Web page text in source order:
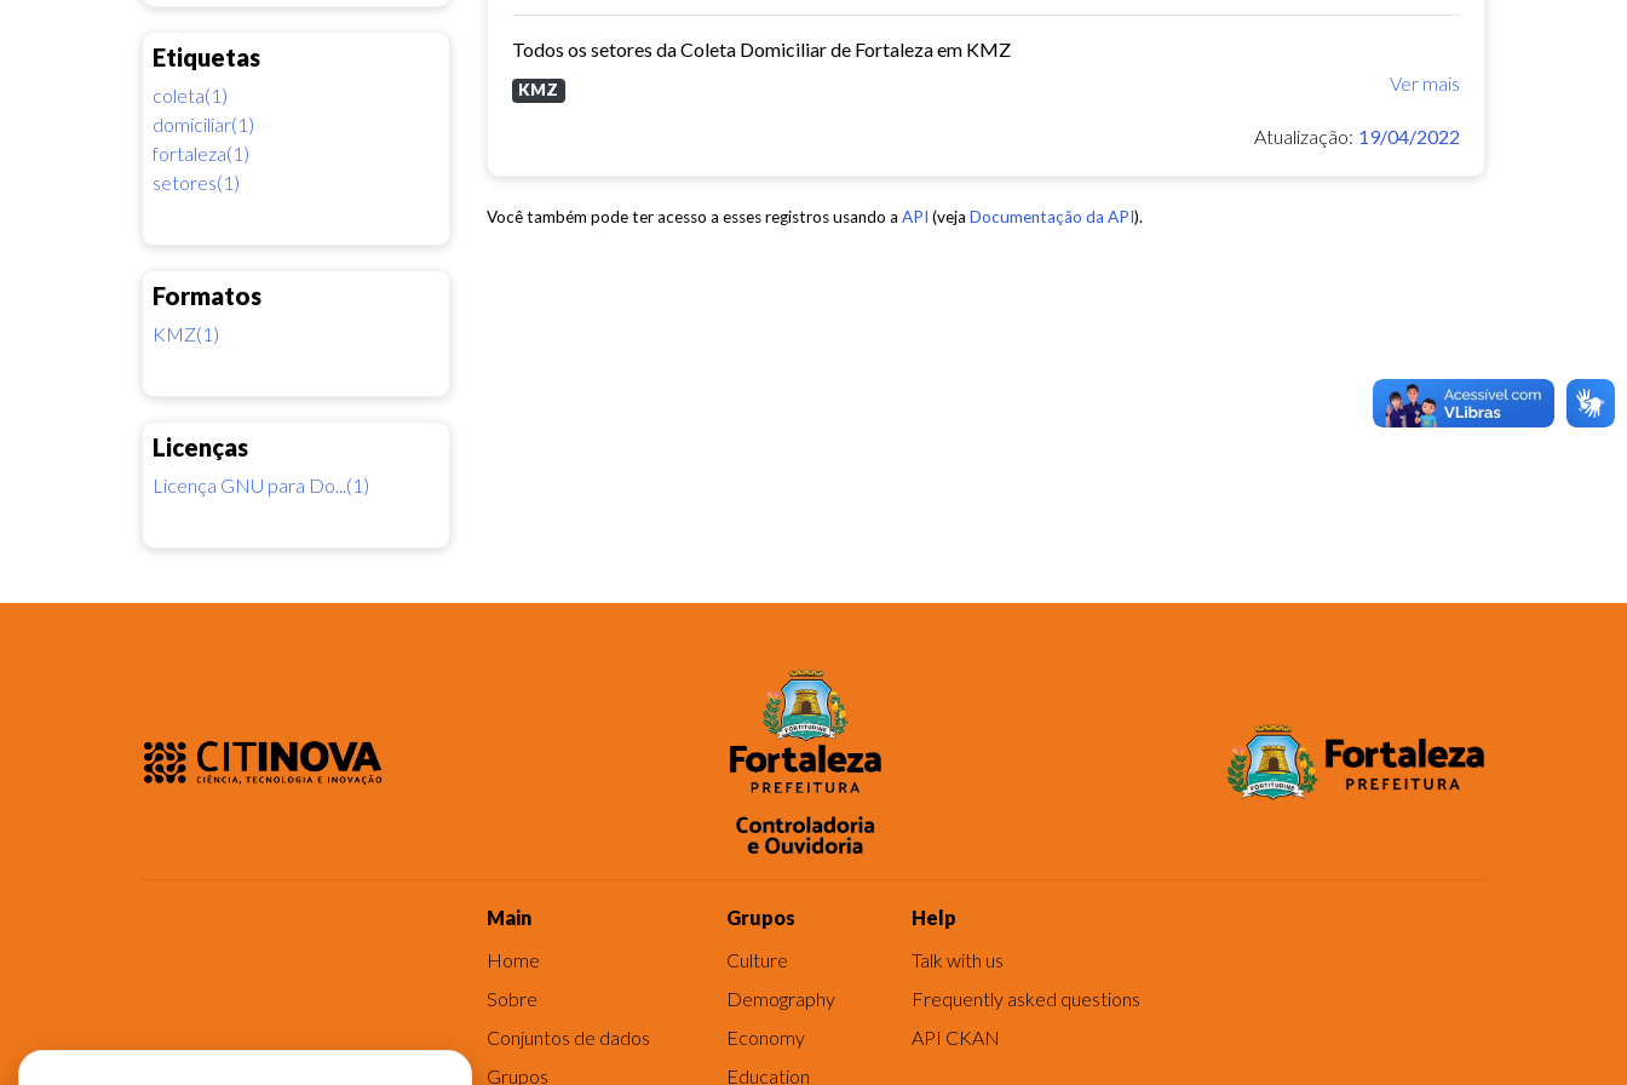
Etiquetas
coleta(1)
domiciliar(1)
fortaleza(1)
setores(1)
Formatos
KMZ(1)
Licenças
Licença GNU para Do...(1)
Todos os setores da Coleta Domiciliar de Fortaleza em KMZ
Ver mais
KMZ
Atualização: 19/04/2022
Você também pode ter acesso a esses registros usando a API (veja Documentação da API).
Main
Home
Sobre
Conjuntos de dados
Grupos
Grupos
Culture
Demography
Economy
Education
Help
Talk with us
Frequently asked questions
API CKAN